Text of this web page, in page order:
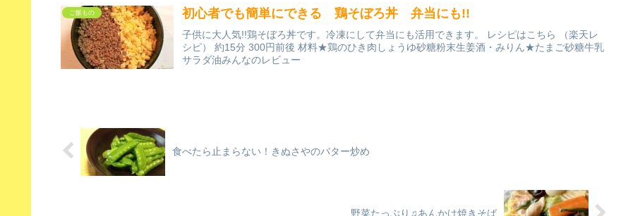
ご飯もの 初心者でも簡単にできる 鶏そぼろ丼 弁当にも!!
子供に大人気!!鶏そぼろ丼です。冷凍にして弁当にも活用できます。 レシピはこちら （楽天レ
シピ） 約15分 300円前後 材料★鶏のひき肉しょうゆ砂糖粉末生姜酒・みりん★たまご砂糖牛乳
サラダ油みんなのレビュー
食べたら止まらない！きぬさやのバター炒め
野菜たっぷり♫あんかけ焼きそば